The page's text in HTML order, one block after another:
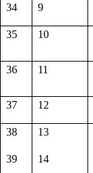
34 9
35 10
36 11
37 12
38
39
13
14